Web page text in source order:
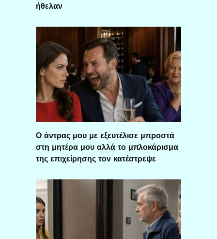
ήθελαν
Ο άντρας μου με εξευτέλισε μπροστά
στη μητέρα μου αλλά το μπλοκάρισμα
της επιχείρησης τον κατέστρεψε